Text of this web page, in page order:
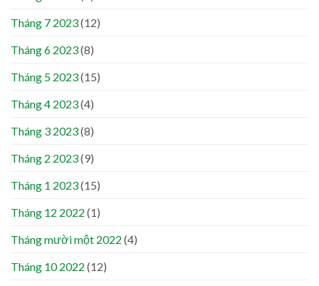
Tháng 7 2023(12)
Tháng 6 2023(8)
Tháng 5 2023(15)
Tháng 4 2023(4)
Tháng 3 2023(8)
Tháng 2 2023(9)
Tháng 1 2023(15)
Tháng 12 2022 (1)
Tháng mười một 2022 (4)
Tháng 10 2022 (12)